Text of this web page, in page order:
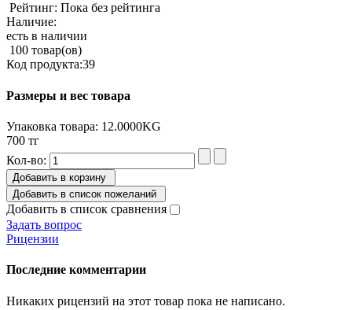
Рейтинг: Пока без рейтинга
Наличие:
есть в наличии
100 товар(ов)
Код продукта:39
Размеры и вес товара
Упаковка товара: 12.0000KG
700 тг
Кол-во:
Добавить в корзину
Добавить в список пожеланий
Добавить в список сравнения
Задать вопрос
Рицензии
Последние комментарии
Никаких рицензий на этот товар пока не написано.